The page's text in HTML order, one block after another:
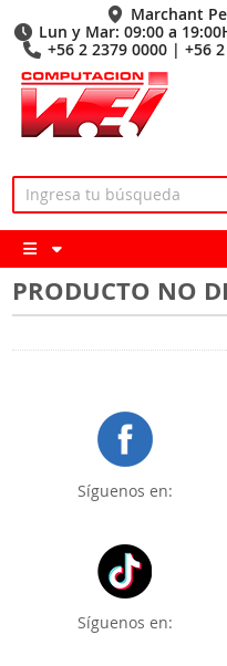
Marchant
Lun y Mar: 09:00 a
+56 2 2379 0000 | +56
PRODUCTO NO
Síguenos en:
Síguenos en: